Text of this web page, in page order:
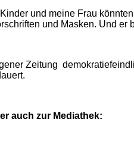
und meine Frau
und Masken. Und er
Zeitung
auch zur Mediathek: